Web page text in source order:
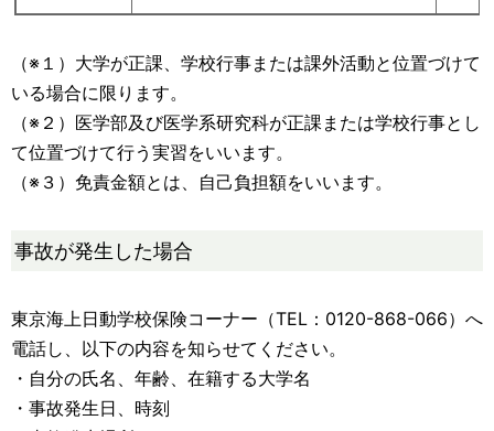
（※１）大学が正課、学校行事または課外活動と位置づけて
いる場合に限ります。
（※２）医学部及び医学系研究科が正課または学校行事とし
て位置づけて行う実習をいいます。
（※３）免責金額とは、自己負担額をいいます。
事故が発生した場合
東京海上日動学校保険コーナー（TEL：0120-868-066）へ
電話し、以下の内容を知らせてください。
・自分の氏名、年齢、在籍する大学名
・事故発生日、時刻